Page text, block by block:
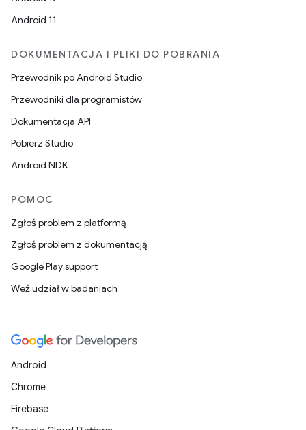
Android 11
DOKUMENTACJA I PLIKI DO POBRANIA
Przewodnik po Android Studio
Przewodniki dla programistów
Dokumentacja API
Pobierz Studio
Android NDK
POMOC
Zgłoś problem z platformą
Zgłoś problem z dokumentacją
Google Play support
Weź udział w badaniach
Android
Chrome
Firebase